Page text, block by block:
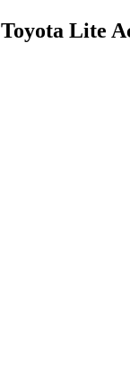
Toyota Lite